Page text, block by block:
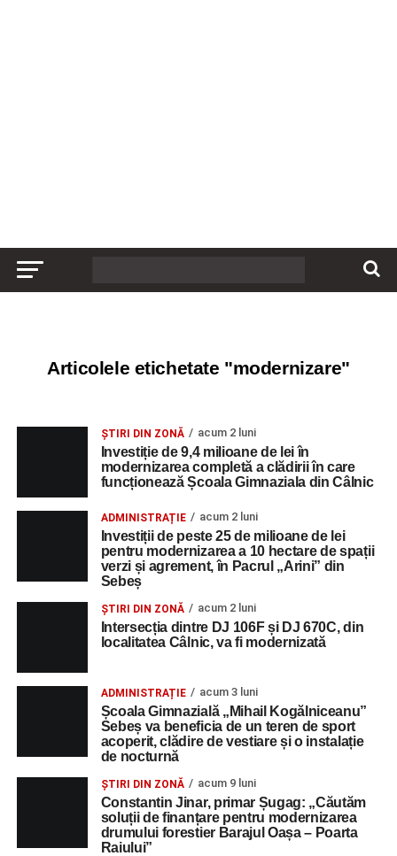
Articolele etichetate "modernizare"
ȘTIRI DIN ZONĂ acum 2 luni
Investiție de 9,4 milioane de lei în
modernizarea completă a clădirii în care
funcționează Școala Gimnaziala din Câlnic
ADMINISTRAȚIE acum 2 luni
Investiții de peste 25 de milioane de lei
pentru modernizarea a 10 hectare de spații
verzi și agrement, în Pacrul „Arini” din
Sebeș
ȘTIRI DIN ZONĂ acum 2 luni
Intersecția dintre DJ 106F și DJ 670C, din
localitatea Câlnic, va fi modernizată
ADMINISTRAȚIE acum 3 luni
Școala Gimnazială „Mihail Kogălniceanu”
Sebeș va beneficia de un teren de sport
acoperit, clădire de vestiare și o instalație
de nocturnă
ȘTIRI DIN ZONĂ acum 9 luni
Constantin Jinar, primar Șugag: „Căutăm
soluții de finanțare pentru modernizarea
drumului forestier Barajul Oașa – Poarta
Raiului”